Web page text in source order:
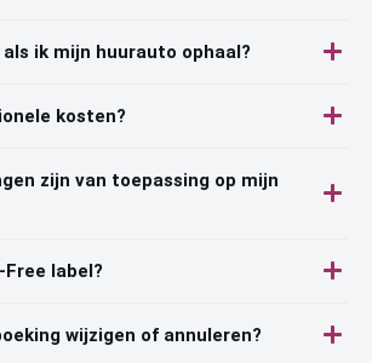
ik mijn huurauto ophaal?
kosten?
zijn van toepassing op mijn
label?
wijzigen of annuleren?